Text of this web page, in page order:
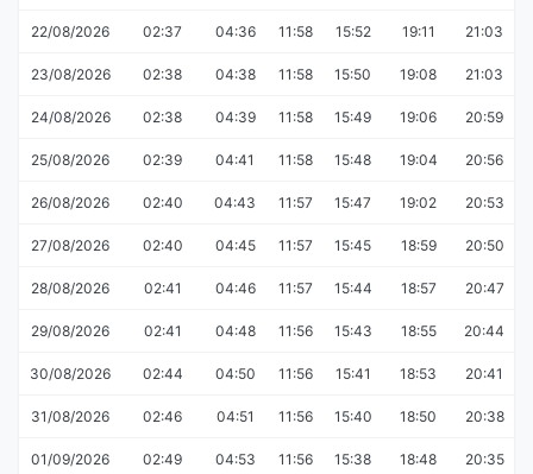
22/08/2026 02:37 04:36 11:58 15:52 19:11 21:03
23/08/2026 02:38 04:38 11:58 15:50 19:08 21:03
24/08/2026 02:38 04:39 11:58 15:49 19:06 20:59
25/08/2026 02:39 04:41 11:58 15:48 19:04 20:56
26/08/2026 02:40 04:43 11:57 15:47 19:02 20:53
27/08/2026 02:40 04:45 11:57 15:45 18:59 20:50
28/08/2026 02:41 04:46 11:57 15:44 18:57 20:47
29/08/2026 02:41 04:48 11:56 15:43 18:55 20:44
30/08/2026 02:44 04:50 11:56 15:41 18:53 20:41
31/08/2026 02:46 04:51 11:56 15:40 18:50 20:38
01/09/2026 02:49 04:53 11:56 15:38 18:48 20:35